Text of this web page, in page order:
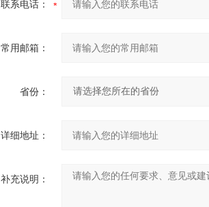
联系电话：
常用邮箱：
省份：
详细地址：
补充说明：